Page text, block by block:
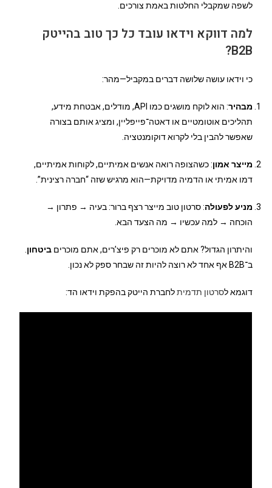
לשפה שמקבלי החלטות באמת צורכים.
למה דווקא וידאו עובד כל כך טוב בהייטק
B2B?
כי וידאו עושה שלושה דברים במקביל—מהר:
מבהיר
: הוא לוקח מושגים כמו API, מודלים, אבטחת מידע,
תהליכים אוטומטיים או דאטה־פייפליין, ומציג אותם בצורה
שאפשר להבין בלי לקרוא דוקומנטציה.
מייצר אמון: כשהצופה רואה אנשים אמיתיים, לקוחות אמיתיים,
דמו אמיתי או הדמיה מדויקת—הוא מרגיש שזה “חברה רצינית”.
מניע לפעולה: סרטון טוב מייצר רצף ברור: בעיה → פתרון →
הוכחה → למה עכשיו → מה הצעד הבא.
והיתרון הגדול? אתם לא מוכרים רק פיצ’רים, אתם מוכריםביטחון.
ב־B2B אף אחד לא רוצה להיות זה שבחר ספק לא נכון.
דוגמא לסרטון תדמיתלחברת הייטק בהפקת וידאו הד: